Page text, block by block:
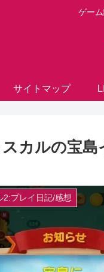
ゲー
サイトマップ
スカルの宝
2:プレイ日記/感想